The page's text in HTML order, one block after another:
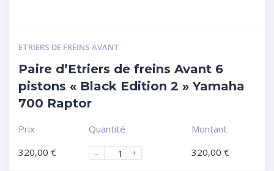
ETRIERS DE FREINS AVANT
Paire d’Etriers de freins Avant 6
pistons « Black Edition 2 » Yamaha
700 Raptor
Prix
320,00 €
Quantité
-
+
Montant
320,00 €